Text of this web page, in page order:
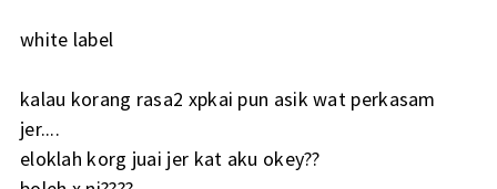
white label
kalau korang rasa2 xpkai pun asik wat perkasam
jer....
eloklah korg juai jer kat aku okey??